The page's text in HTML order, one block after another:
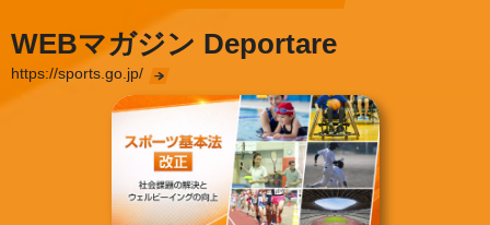
WEBマガジン Deportare
https://sports.go.jp/